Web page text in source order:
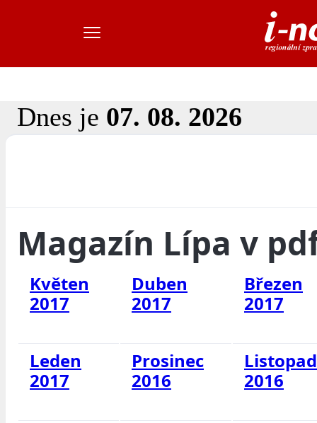
Dnes je 07. 08. 2026
Magazín Lípa v
Květen
2017
Duben
2017
Březen
2017
Leden
2017
Prosinec
2016
Listopad
2016